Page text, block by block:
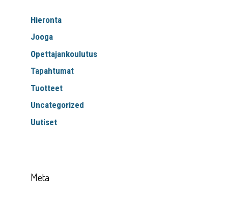
Hieronta
Jooga
Opettajankoulutus
Tapahtumat
Tuotteet
Uncategorized
Uutiset
Meta